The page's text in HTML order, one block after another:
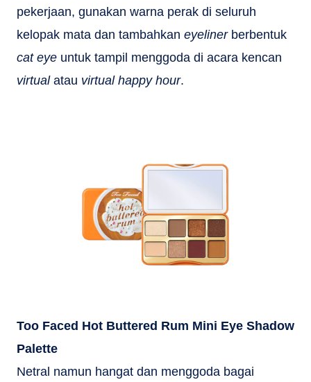
pekerjaan, gunakan warna perak di seluruh
kelopak mata dan tambahkan eyelinerberbentuk
cat eye untuk tampil menggoda di acara kencan
virtualatau virtual happy hour.
Too Faced Hot Buttered Rum Mini Eye Shadow
Palette
Netral namun hangat dan menggoda bagai